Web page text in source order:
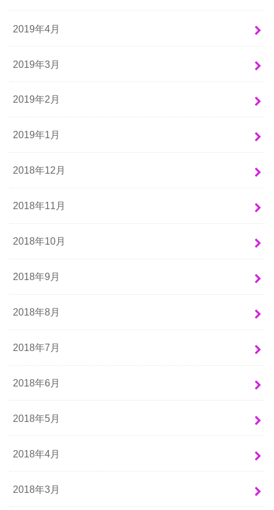
2019年4月
2019年3月
2019年2月
2019年1月
2018年12月
2018年11月
2018年10月
2018年9月
2018年8月
2018年7月
2018年6月
2018年5月
2018年4月
2018年3月